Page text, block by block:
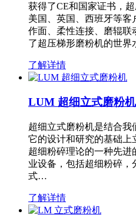
获得了CE和国家证书，
美国、英国、西班牙等客
作面、柔性连接、磨辊联
了超压梯形磨粉机的世
了解详情
LUM 超细立式磨粉机
超细立式磨粉机是结合我
它的设计和研究的基础上
超细粉碎理论的一种先
业设备，包括超细粉碎
式…
了解详情